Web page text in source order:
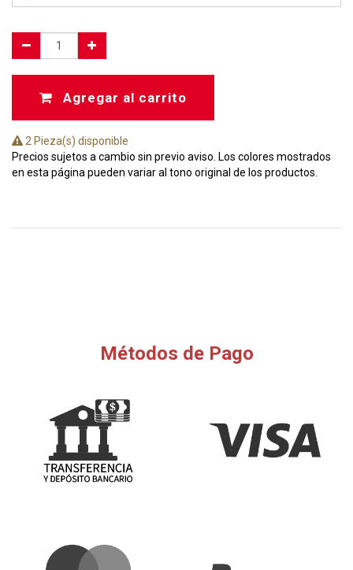
Agregar al carrito
2 Pieza(s) disponible
Precios sujetos a cambio sin previo aviso. Los colores mostrados
en esta página pueden variar al tono original de los productos.
Métodos de Pago